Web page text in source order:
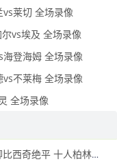
莱切 全场录像
vs埃及 全场录像
登海姆 全场录像
不莱梅 全场录像
全场录像
2026年01月16日 德甲-克劳德世界波柳比西奇绝平 十人柏林联合1-1奥格斯堡